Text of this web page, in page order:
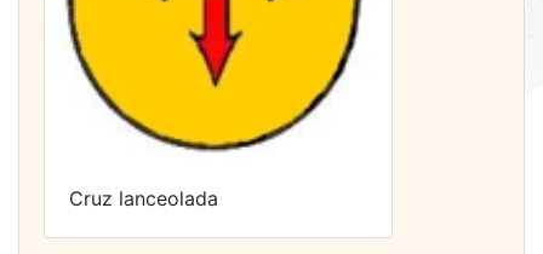
Cruz lanceolada